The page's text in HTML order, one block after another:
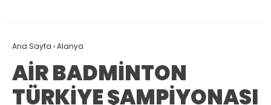
Ana Sayfa ›Alanya
AİR BADMİNTON
TÜRKİYE ŞAMPİYONASI